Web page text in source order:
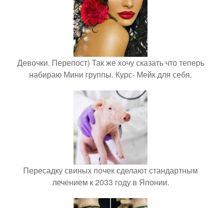
Девочки. Перепост) Так же хочу сказать что теперь
набираю Мини группы. Курс- Мейк для себя.
Пересадку свиных почек сделают стандартным
лечением к 2033 году в Японии.